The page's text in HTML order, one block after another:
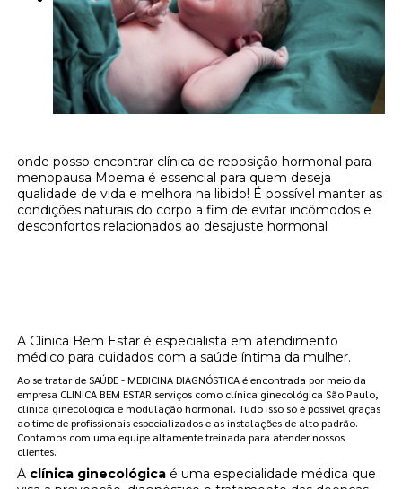
onde posso encontrar clínica de reposição hormonal para
menopausa Moema é essencial para quem deseja
qualidade de vida e melhora na libido! É possível manter as
condições naturais do corpo a fim de evitar incômodos e
desconfortos relacionados ao desajuste hormonal
A Clínica Bem Estar é especialista em atendimento
médico para cuidados com a saúde íntima da mulher.
Ao se tratar de SAÚDE - MEDICINA DIAGNÓSTICA é encontrada por meio da
empresa CLINICA BEM ESTAR serviços como clínica ginecológica São Paulo,
clínica ginecológica e modulação hormonal. Tudo isso só é possível graças
ao time de profissionais especializados e as instalações de alto padrão.
Contamos com uma equipe altamente treinada para atender nossos
clientes.
A clínica ginecológica é uma especialidade médica que